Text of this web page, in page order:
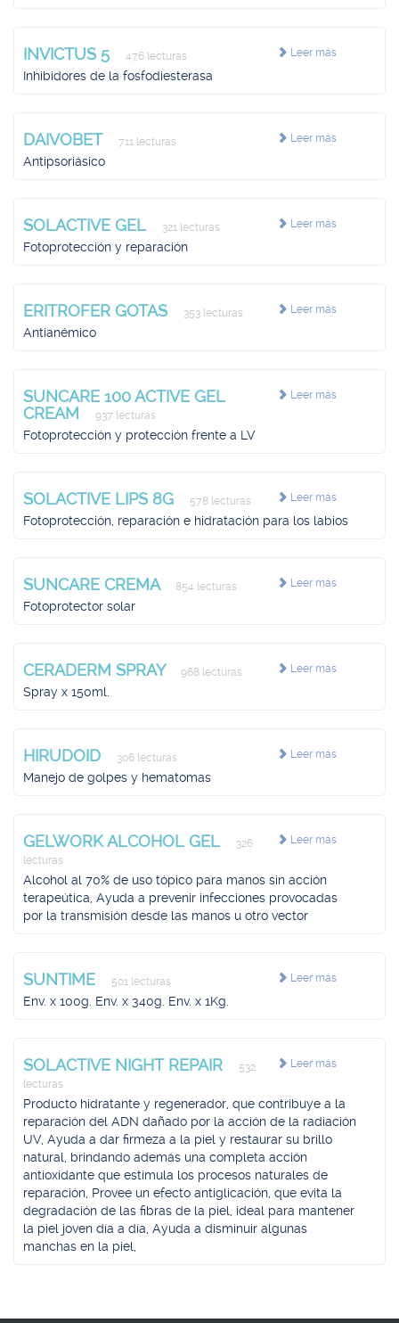
Leer más
INVICTUS 5 476 lecturas
Inhibidores de la fosfodiesterasa
Leer más
DAIVOBET 711 lecturas
Antipsoriásico
Leer más
SOLACTIVE GEL 321 lecturas
Fotoprotección y reparación
Leer más
ERITROFER GOTAS 353 lecturas
Antianémico
Leer más
SUNCARE 100 ACTIVE GEL
CREAM
937 lecturas
Fotoprotección y protección frente a LV
Leer más
SOLACTIVE LIPS 8G 578 lecturas
Fotoprotección, reparación e hidratación para los labios
Leer más
SUNCARE CREMA 854 lecturas
Fotoprotector solar
Leer más
CERADERM SPRAY 968 lecturas
Spray x 150ml.
Leer más
HIRUDOID 306 lecturas
Manejo de golpes y hematomas
Leer más
GELWORK ALCOHOL GEL
326
lecturas
Alcohol al 70% de uso tópico para manos sin acción
terapeútica, Ayuda a prevenir infecciones provocadas
por la transmisión desde las manos u otro vector
Leer más
SUNTIME 501 lecturas
Env. x 100g. Env. x 340g. Env. x 1Kg.
Leer más
SOLACTIVE NIGHT REPAIR
532
lecturas
Producto hidratante y regenerador, que contribuye a la
reparación del ADN dañado por la acción de la radiación
UV, Ayuda a dar firmeza a la piel y restaurar su brillo
natural, brindando además una completa acción
antioxidante que estimula los procesos naturales de
reparación, Provee un efecto antiglicación, que evita la
degradación de las fibras de la piel, ideal para mantener
la piel joven día a día, Ayuda a disminuir algunas
manchas en la piel,